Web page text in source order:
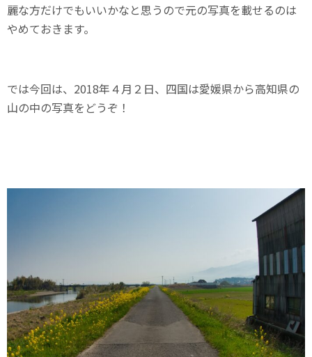
麗な方だけでもいいかなと思うので元の写真を載せるのは
やめておきます。
では今回は、2018年４月２日、四国は愛媛県から高知県の
山の中の写真をどうぞ！